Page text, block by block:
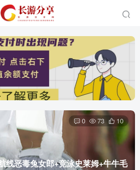
线恶毒兔女郎+竞泳史莱姆+牛牛毛
0 73 10